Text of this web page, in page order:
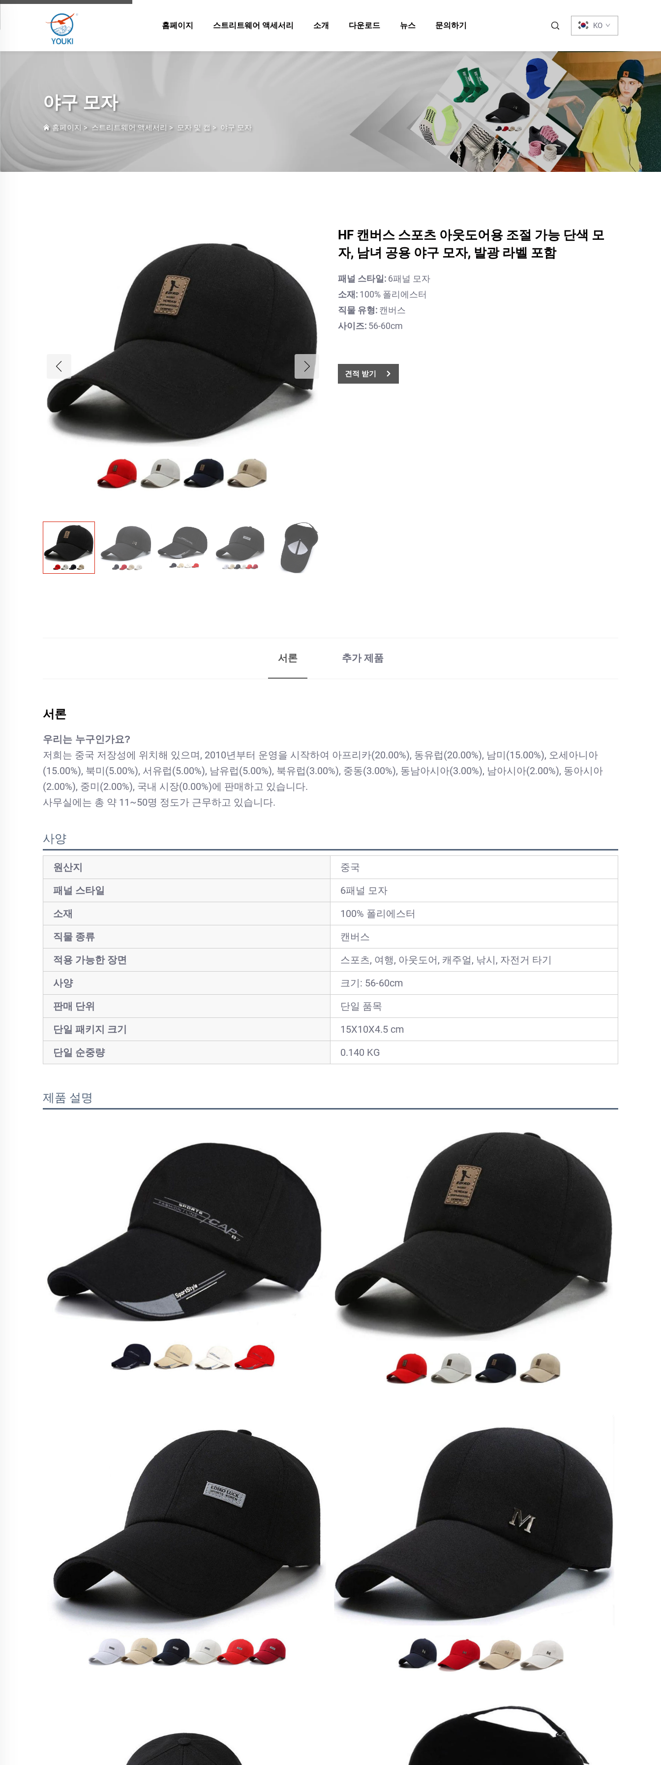
홈페이지 스트리트웨어 액세서리 소개 다운로드 뉴스 문의하기 KO
야구 모자
홈페이지 > 스트리트웨어 액세서리 > 모자 및 캡 > 야구 모자
HF 캔버스 스포츠 아웃도어용 조절 가능 단색 모
자, 남녀 공용 야구 모자, 발광 라벨 포함
패널 스타일: 6패널 모자
소재: 100% 폴리에스터
직물 유형: 캔버스
사이즈: 56-60cm
견적 받기
서론 추가 제품
서론
우리는 누구인가요?
저희는 중국 저장성에 위치해 있으며, 2010년부터 운영을 시작하여 아프리카(20.00%), 동유럽(20.00%), 남미(15.00%), 오세아니아
(15.00%), 북미(5.00%), 서유럽(5.00%), 남유럽(5.00%), 북유럽(3.00%), 중동(3.00%), 동남아시아(3.00%), 남아시아(2.00%), 동아시아
(2.00%), 중미(2.00%), 국내 시장(0.00%)에 판매하고 있습니다.
사무실에는 총 약 11~50명 정도가 근무하고 있습니다.
사양
원산지
중국
패널 스타일
6패널 모자
소재
100% 폴리에스터
직물 종류
캔버스
적용 가능한 장면
스포츠, 여행, 아웃도어, 캐주얼, 낚시, 자전거 타기
사양
크기: 56-60cm
판매 단위
단일 품목
단일 패키지 크기
15X10X4.5 cm
단일 순중량
0.140 KG
제품 설명